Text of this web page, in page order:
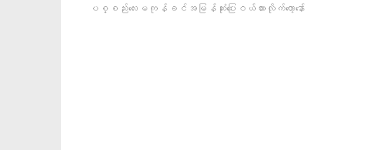
ပစ္စည်းလေးမကုန်ခင်အမြန်ဆုံးပြေးဝယ်ထားလိုက်တော့နော်